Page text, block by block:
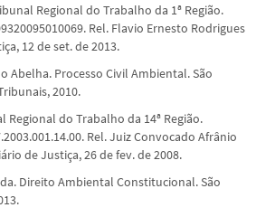
Regional do Trabalho da 1ª Região.
Rel. Flavio Ernesto Rodrigues
12 de set. de 2013.
Abelha. Processo Civil Ambiental. São
2010.
Regional do Trabalho da 14ª Região.
Rel. Juiz Convocado Afrânio
de Justiça, 26 de fev. de 2008.
da. Direito Ambiental Constitucional. São